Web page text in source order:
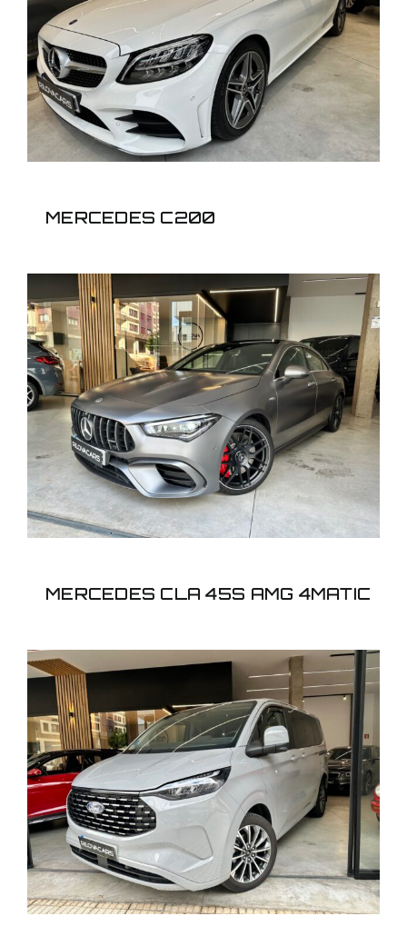
MERCEDES C200
MERCEDES C200
MERCEDES CLA 45S
AMG 4MATIC
MERCEDES CLA 45S AMG 4MATIC
FORD Tourneo Custom
2.5 Duratec PHEV 171 L1
Titanium X eCVT